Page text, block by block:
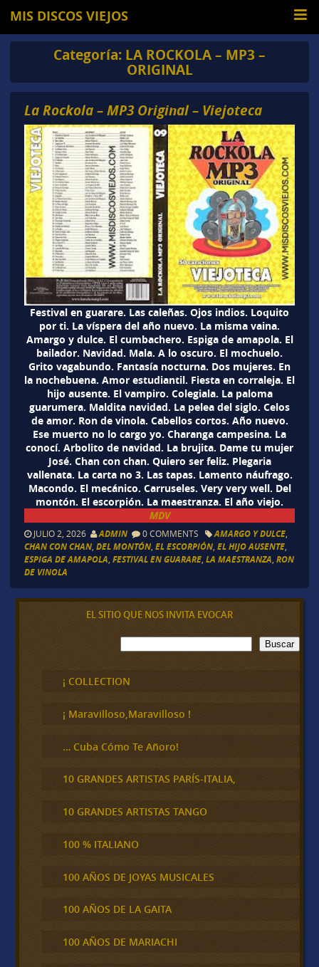
MIS DISCOS VIEJOS
Categoría: LA ROCKOLA – MP3 –
ORIGINAL
La Rockola – MP3 Original – Viejoteca
Festival en guarare. Las caleñas. Ojos indios. Loquito
por ti. La víspera del año nuevo. La misma vaina.
Amargo y dulce. El cumbachero. Espiga de amapola. El
bailador. Navidad. Mala. A lo oscuro. El mochuelo.
Grito vagabundo. Fantasía nocturna. Dos mujeres. En
la nochebuena. Amor estudiantil. Fiesta en corraleja. El
hijo ausente. El vampiro. Colegiala. La paloma
guarumera. Maldita navidad. La pelea del siglo. Celos
de amor. Ron de vinola. Cabellos cortos. Año nuevo.
Ese muerto no lo cargo yo. Charanga campesina. La
conocí. Arbolito de navidad. La brujita. Dame tu mujer
José. Chan con chan. Quiero ser feliz. Plegaria
vallenata. La carta no 3. Las tapas. Lamento náufrago.
Macondo. El mecánico. Carruseles. Very very well. Del
montón. El escorpión. La maestranza. El año viejo.
MDV
JULIO 2, 2026 ADMIN 0 COMMENTS AMARGO Y DULCE,
CHAN CON CHAN, DEL MONTÓN, EL ESCORPIÓN, EL HIJO AUSENTE,
ESPIGA DE AMAPOLA, FESTIVAL EN GUARARE, LA MAESTRANZA, RON
DE VINOLA
EL SITIO QUE NOS INVITA EVOCAR
B
u
c
a
Buscar
¡ COLLECTION
¡ Maravilloso,Maravilloso !
… Cuba Cómo Te Añoro!
10 GRANDES ARTISTAS PARÍS-ITALIA,
10 GRANDES ARTISTAS TANGO
100 % ITALIANO
100 AÑOS DE JOYAS MUSICALES
100 AÑOS DE LA GAITA
100 AÑOS DE MARIACHI